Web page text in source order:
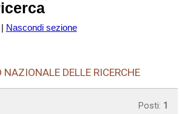
Nascondi sezione
DELLE RICERCHE
Posti: 1